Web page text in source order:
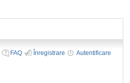
FAQ Înregistrare Autentificare